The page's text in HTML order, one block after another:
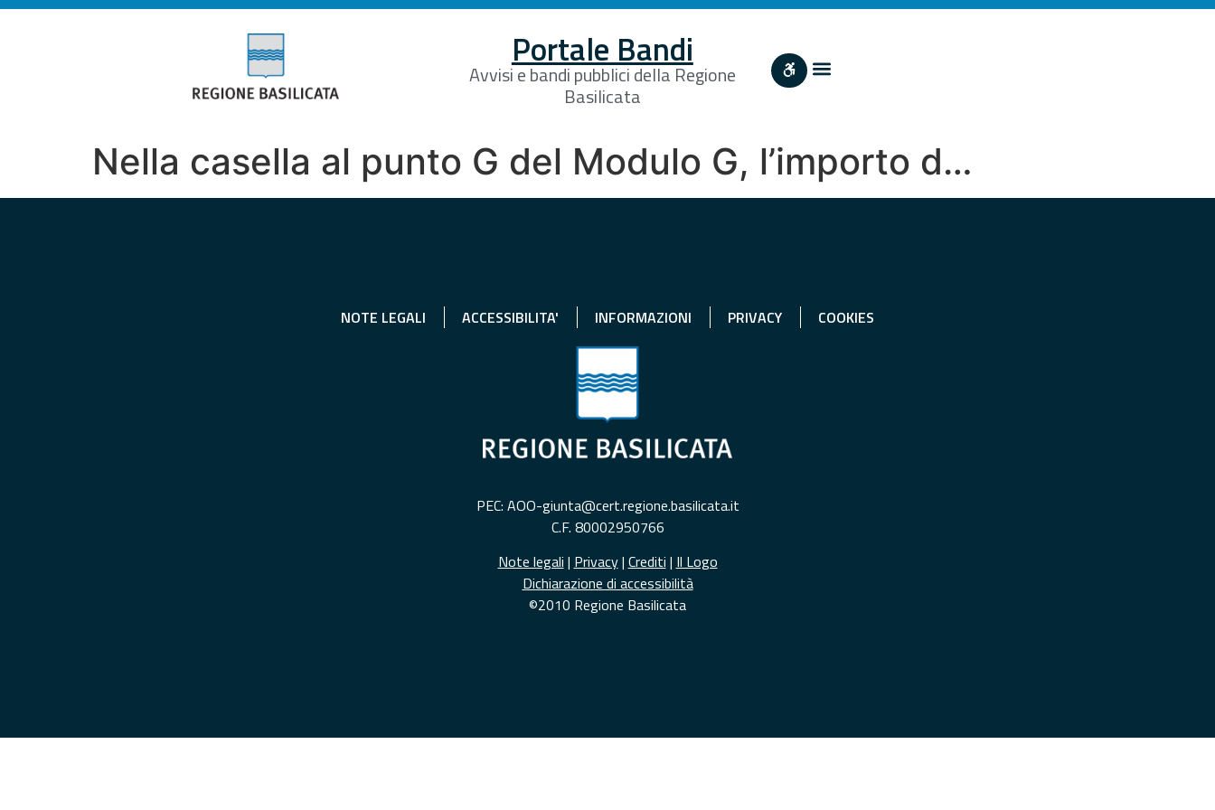
Portale Bandi
Avvisi e bandi pubblici della Regione
Basilicata
Nella casella al punto G del Modulo G, l’importo d…
NOTE LEGALI ACCESSIBILITA' INFORMAZIONI PRIVACY COOKIES
PEC: AOO-giunta@cert.regione.basilicata.it
C.F. 80002950766
Note legali | Privacy| Crediti | Il Logo
Dichiarazione di accessibilità
©2010 Regione Basilicata